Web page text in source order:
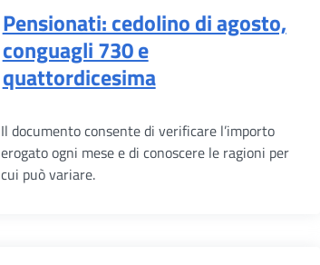
Pensionati: cedolino di agosto,
conguagli 730 e
quattordicesima
Il documento consente di verificare l’importo
erogato ogni mese e di conoscere le ragioni per
cui può variare.